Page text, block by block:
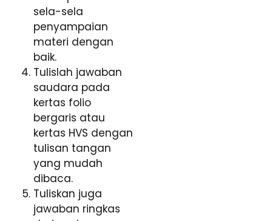
sela-sela
penyampaian
materi dengan
baik.
Tulislah jawaban
saudara pada
kertas folio
bergaris atau
kertas HVS dengan
tulisan tangan
yang mudah
dibaca.
Tuliskan juga
jawaban ringkas